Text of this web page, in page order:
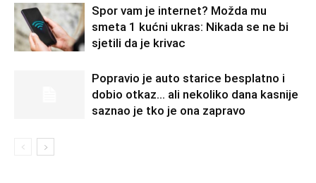
Spor vam je internet? Možda mu
smeta 1 kućni ukras: Nikada se ne bi
sjetili da je krivac
Popravio je auto starice besplatno i
dobio otkaz… ali nekoliko dana kasnije
saznao je tko je ona zapravo